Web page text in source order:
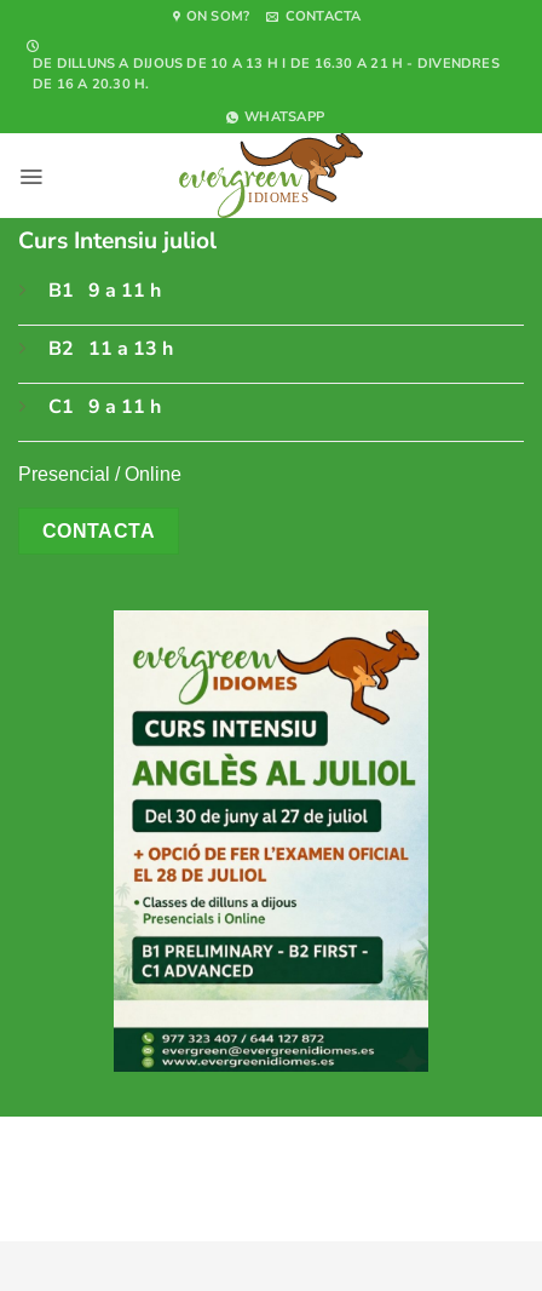
content
ON SOM? CONTACTA
DE DILLUNS A DIJOUS DE 10 A 13 H I DE 16.30 A 21 H - DIVENDRES
DE 16 A 20.30 H.
WHATSAPP
Curs Intensiu juliol
B1 9 a 11 h
B2 11 a 13 h
C1 9 a 11 h
Presencial / Online
CONTACTA